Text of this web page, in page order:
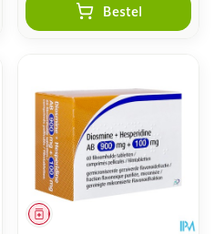
Bestel
Geneesmiddel